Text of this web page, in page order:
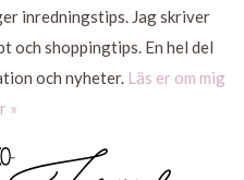
inredningstips. Jag skriver
och shoppingtips. En hel del
och nyheter. Läs er om mig
»